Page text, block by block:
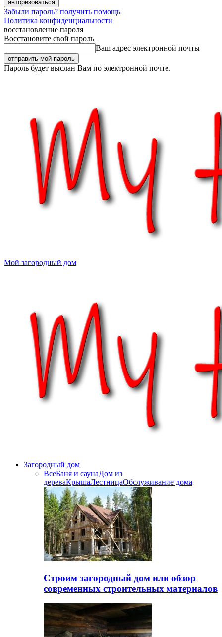
Забыли пароль? получить помощь
Политика конфиденциальности
восстановление пароля
Восстановите свой пароль
Ваш адрес электронной почты
Пароль будет выслан Вам по электронной почте.
Мой загородный дом
Загородный дом
ВсеБаня и саунаДом из
дереваКрышаЛестницаОбслуживание дома
Строим загородный дом или обзор
современных строительных материалов